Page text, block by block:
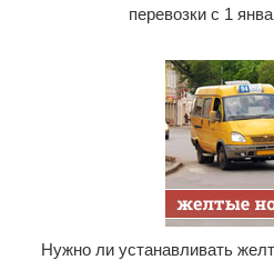
перевозки с 1
Нужно ли устанавливать